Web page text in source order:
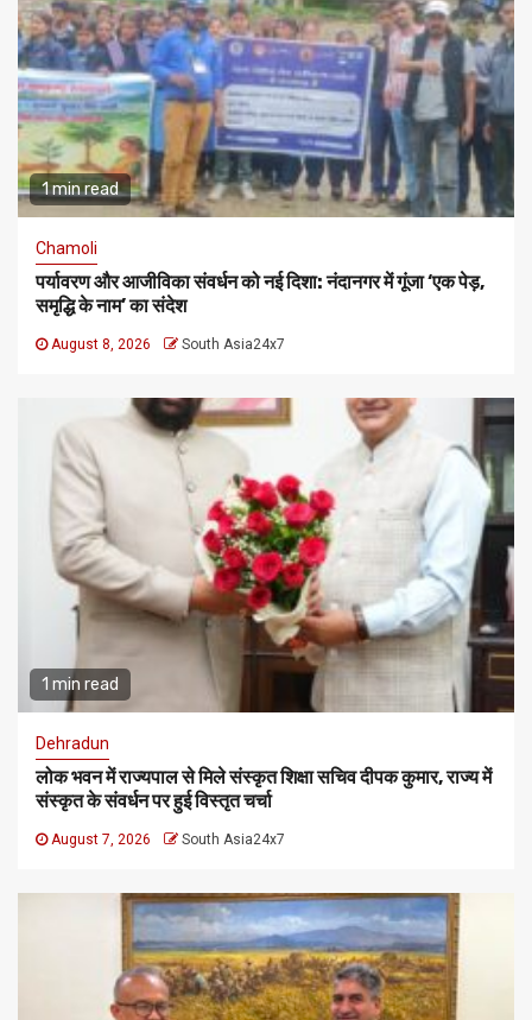
1 min read
Chamoli
पर्यावरण और आजीविका संवर्धन को नई दिशा: नंदानगर में गूंजा ‘एक पेड़,
समृद्धि के नाम’ का संदेश
August 8, 2026 South Asia24x7
1 min read
Dehradun
लोक भवन में राज्यपाल से मिले संस्कृत शिक्षा सचिव दीपक कुमार, राज्य में
संस्कृत के संवर्धन पर हुई विस्तृत चर्चा
August 7, 2026 South Asia24x7